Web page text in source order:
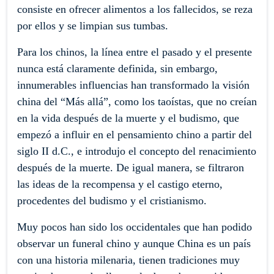
consiste en ofrecer alimentos a los fallecidos, se reza
por ellos y se limpian sus tumbas.
Para los chinos, la línea entre el pasado y el presente
nunca está claramente definida, sin embargo,
innumerables influencias han transformado la visión
china del “Más allá”, como los taoístas, que no creían
en la vida después de la muerte y el budismo, que
empezó a influir en el pensamiento chino a partir del
siglo II d.C., e introdujo el concepto del renacimiento
después de la muerte. De igual manera, se filtraron
las ideas de la recompensa y el castigo eterno,
procedentes del budismo y el cristianismo.
Muy pocos han sido los occidentales que han podido
observar un funeral chino y aunque China es un país
con una historia milenaria, tienen tradiciones muy